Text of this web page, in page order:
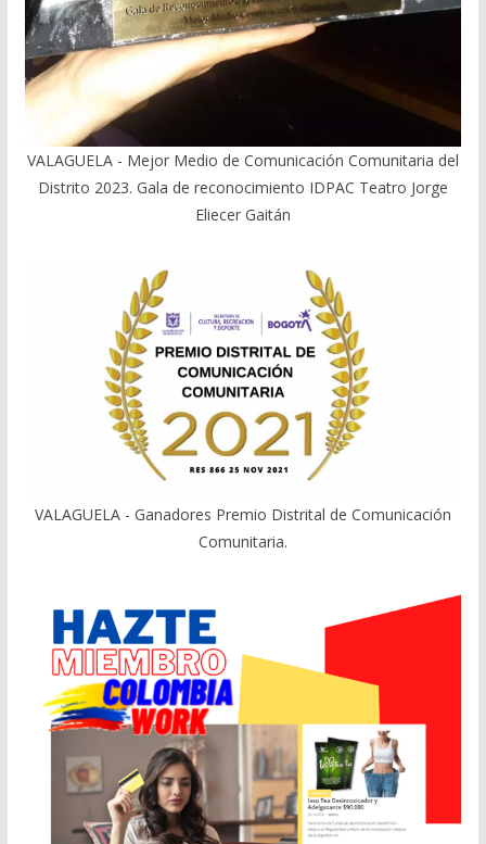
VALAGUELA - Mejor Medio de Comunicación Comunitaria del
Distrito 2023. Gala de reconocimiento IDPAC Teatro Jorge
Eliecer Gaitán
VALAGUELA - Ganadores Premio Distrital de Comunicación
Comunitaria.